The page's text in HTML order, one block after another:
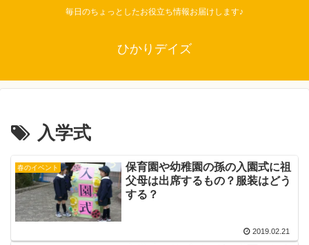
毎日のちょっとしたお役立ち情報お届けします♪
ひかりデイズ
入学式
春のイベント
保育園や幼稚園の孫の入園式に祖
父母は出席するもの？服装はどう
する？
2019.02.21